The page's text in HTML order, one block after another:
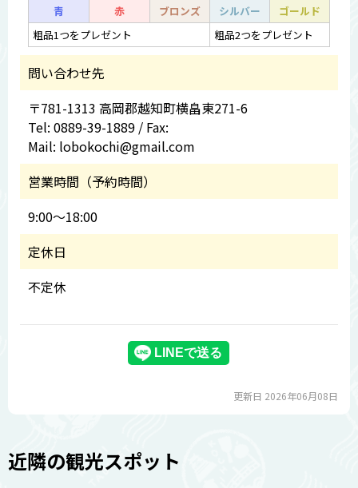
青 赤 ブロンズ シルバー
ゴールド
粗品1つをプレゼント
粗品2つをプレゼント
問い合わせ先
〒781-1313 高岡郡越知町横畠東271-6
Tel: 0889-39-1889 / Fax:
Mail: lobokochi@gmail.com
営業時間（予約時間）
9:00～18:00
定休日
不定休
更新日 2026年06月08日
近隣の観光スポット